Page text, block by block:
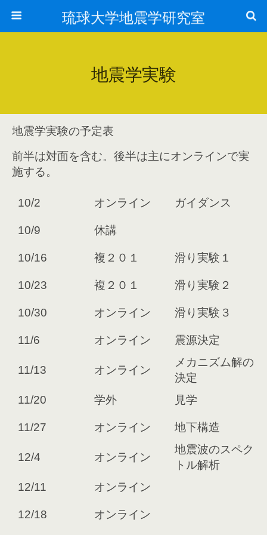
琉球大学地震学研究室
地震学実験
地震学実験の予定表
前半は対面を含む。後半は主にオンラインで実
施する。
10/2 オンライン ガイダンス
10/9 休講
10/16 複２０１ 滑り実験１
10/23 複２０１ 滑り実験２
10/30 オンライン 滑り実験３
11/6 オンライン 震源決定
11/13 オンライン
メカニズム解の
決定
11/20
学外 見学
11/27 オンライン 地下構造
12/4 オンライン
地震波のスペク
トル解析
12/11
オンライン
12/18 オンライン